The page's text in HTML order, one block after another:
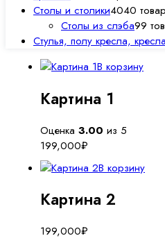
Столы и столики4040
Столы из слэба99
Стулья, полу кресла,
В корзину
Картина 1
Оценка 3.00 из 5
199,000₽
В корзину
Картина 2
199,000₽